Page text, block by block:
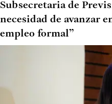
Subsecretaria de
necesidad de avanzar
empleo formal”